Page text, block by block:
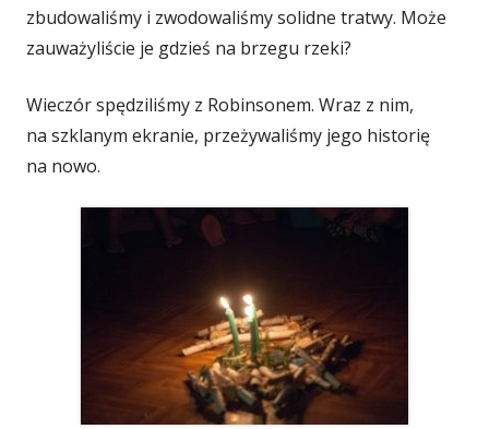
zbudowaliśmy i zwodowaliśmy solidne tratwy. Może
zauważyliście je gdzieś na brzegu rzeki?
Wieczór spędziliśmy z Robinsonem. Wraz z nim,
na szklanym ekranie, przeżywaliśmy jego historię
na nowo.